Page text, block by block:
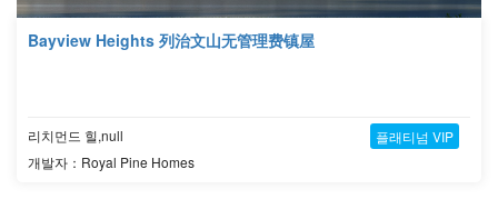
Bayview Heights 列治文山无管理费镇屋
리치먼드 힐,null
개발자：Royal Pine Homes
플래티넘 VIP